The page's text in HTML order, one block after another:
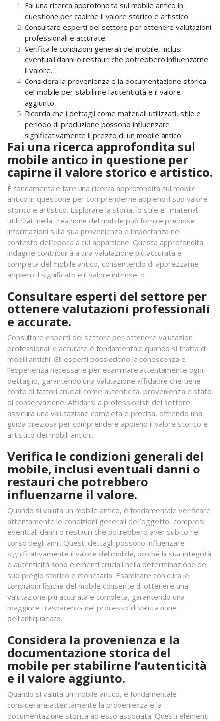
Fai una ricerca approfondita sul mobile antico in
questione per capirne il valore storico e artistico.
Consultare esperti del settore per ottenere valutazioni
professionali e accurate.
Verifica le condizioni generali del mobile, inclusi
eventuali danni o restauri che potrebbero influenzarne
il valore.
Considera la provenienza e la documentazione storica
del mobile per stabilirne l’autenticità e il valore
aggiunto.
Ricorda che i dettagli come materiali utilizzati, stile e
periodo di produzione possono influenzare
significativamente il prezzo di un mobile antico.
Fai una ricerca approfondita sul
mobile antico in questione per
capirne il valore storico e artistico.
È fondamentale fare una ricerca approfondita sul mobile
antico in questione per comprenderne appieno il suo valore
storico e artistico. Esplorare la storia, lo stile e i materiali
utilizzati nella creazione del mobile può fornire preziose
informazioni sulla sua provenienza e importanza nel
contesto dell’epoca a cui appartiene. Questa approfondita
indagine contribuirà a una valutazione più accurata e
completa del mobile antico, consentendo di apprezzarne
appieno il significato e il valore intrinseco.
Consultare esperti del settore per
ottenere valutazioni professionali
e accurate.
Consultare esperti del settore per ottenere valutazioni
professionali e accurate è fondamentale quando si tratta di
mobili antichi. Gli esperti possiedono la conoscenza e
l’esperienza necessarie per esaminare attentamente ogni
dettaglio, garantendo una valutazione affidabile che tiene
conto di fattori cruciali come autenticità, provenienza e stato
di conservazione. Affidarsi a professionisti del settore
assicura una valutazione completa e precisa, offrendo una
guida preziosa per comprendere appieno il valore storico e
artistico dei mobili antichi.
Verifica le condizioni generali del
mobile, inclusi eventuali danni o
restauri che potrebbero
influenzarne il valore.
Quando si valuta un mobile antico, è fondamentale verificare
attentamente le condizioni generali dell’oggetto, compresi
eventuali danni o restauri che potrebbero aver subito nel
corso degli anni. Questi dettagli possono influenzare
significativamente il valore del mobile, poiché la sua integrità
e autenticità sono elementi cruciali nella determinazione del
suo pregio storico e monetario. Esaminare con cura le
condizioni fisiche del mobile consente di ottenere una
valutazione più accurata e completa, garantendo una
maggiore trasparenza nel processo di valutazione
dell’antiquariato.
Considera la provenienza e la
documentazione storica del
mobile per stabilirne l’autenticità
e il valore aggiunto.
Quando si valuta un mobile antico, è fondamentale
considerare attentamente la provenienza e la
documentazione storica ad esso associata. Questi elementi